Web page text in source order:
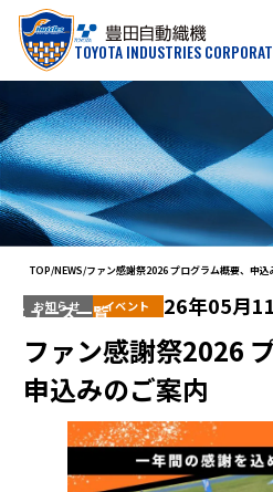
TOYOTA INDUSTRIES
NEWS
ニュース一覧
TOP NEWS ファン感謝祭2026 プログラム概要、申込
お知らせ イベント 26年05月
ファン感謝祭2026
申込みのご案内